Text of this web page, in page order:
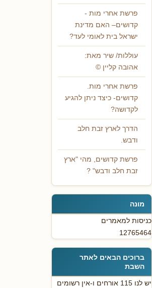
פרשת אחרי מות -
קדושים– האם מדינת
ישראל בית לאומי לעד?
עוללות/ שיר מאת:
אהובה קליין ©
פרשת אחרי מות.
קדושים- כיצד ניתן להגיע
לקדושה?
הדרך לארץ זבת חלב
ודבש.
פרשת קדושים, מהי "ארץ
זבת חלב ודבש" ?
מונה
כניסות למאמרים
12765464
ברוכים הבאים לאתר
השבת
יש לנו 115 אורחים ו-אין רשומים